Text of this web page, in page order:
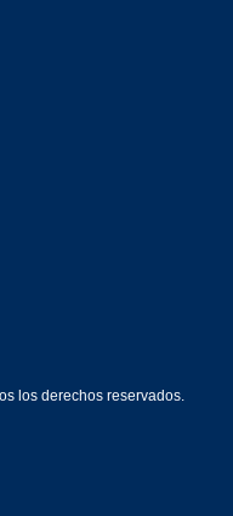
los derechos reservados.